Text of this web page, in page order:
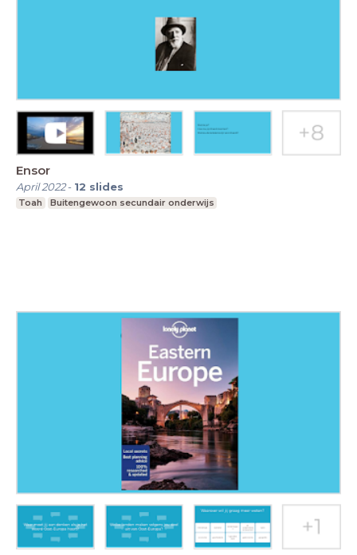
Ensor
April 2022- 12 slides
Toah Buitengewoon secundair onderwijs